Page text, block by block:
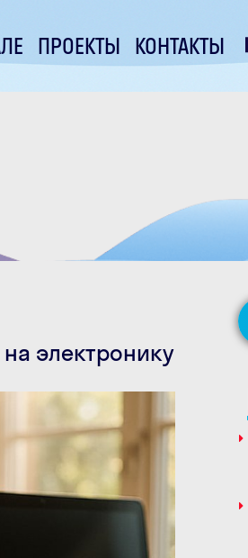
ПРОЕКТЫ КОНТАКТЫ
электронику